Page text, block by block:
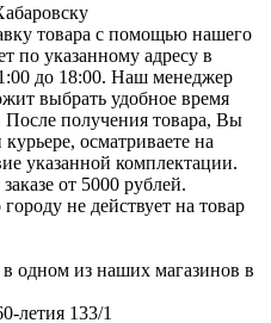
товара с помощью нашего
по указанному адресу в
до 18:00. Наш менеджер
выбрать удобное время
После получения товара, Вы
осматриваете на
указанной комплектации.
от 5000 рублей.
не действует на товар
одном из наших магазинов в
летия 133/1